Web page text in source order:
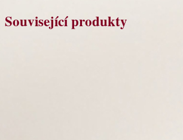
Související produkty